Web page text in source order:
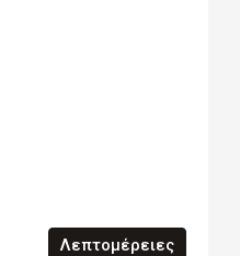
Λεπτομέρειες